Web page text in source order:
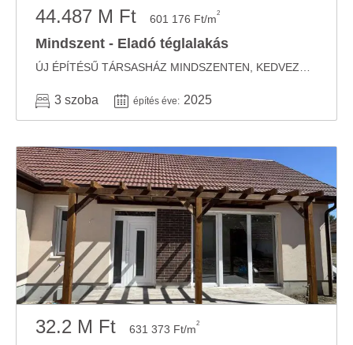
44.487 M Ft 601 176 Ft/m2
Mindszent - Eladó téglalakás
3 szoba építés éve: 2025
32.2 M Ft 631 373 Ft/m2